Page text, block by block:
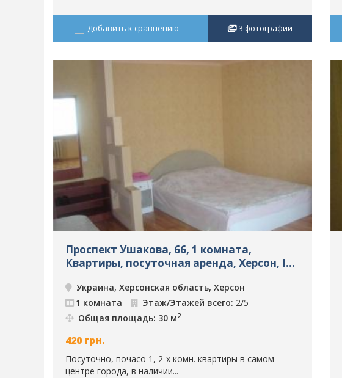
Добавить к сравнению 3 фотографии
Проспект Ушакова, 66, 1 комната,
Квартиры, посуточная аренда, Херсон, ID:
Украина, Херсонская область, Херсон
1 комната
Этаж/Этажей всего: 2/5
Общая площадь: 30 м2
420 грн.
Посуточно, почасо 1, 2-х комн. квартиры в самом
центре города, в наличии...